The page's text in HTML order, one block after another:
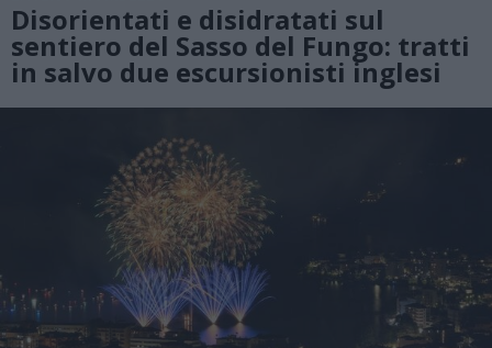
Disorientati e disidratati sul
sentiero del Sasso del Fungo: tratti
in salvo due escursionisti inglesi